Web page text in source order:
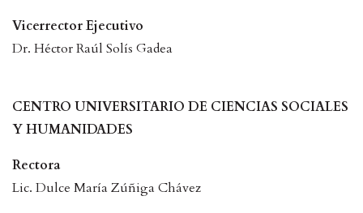
Vicerrector Ejecutivo
Dr. Héctor Raúl Solís Gadea
CENTRO UNIVERSITARIO DE CIENCIAS SOCIALES
Y HUMANIDADES
Rectora
Lic. Dulce María Zúñiga Chávez